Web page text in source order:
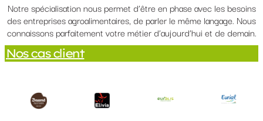
Notre spécialisation nous permet d’être en phase avec les besoins
des entreprises agroalimentaires, de parler le même langage. Nous
connaissons parfaitement votre métier d’aujourd’hui et de demain.
Nos cas client